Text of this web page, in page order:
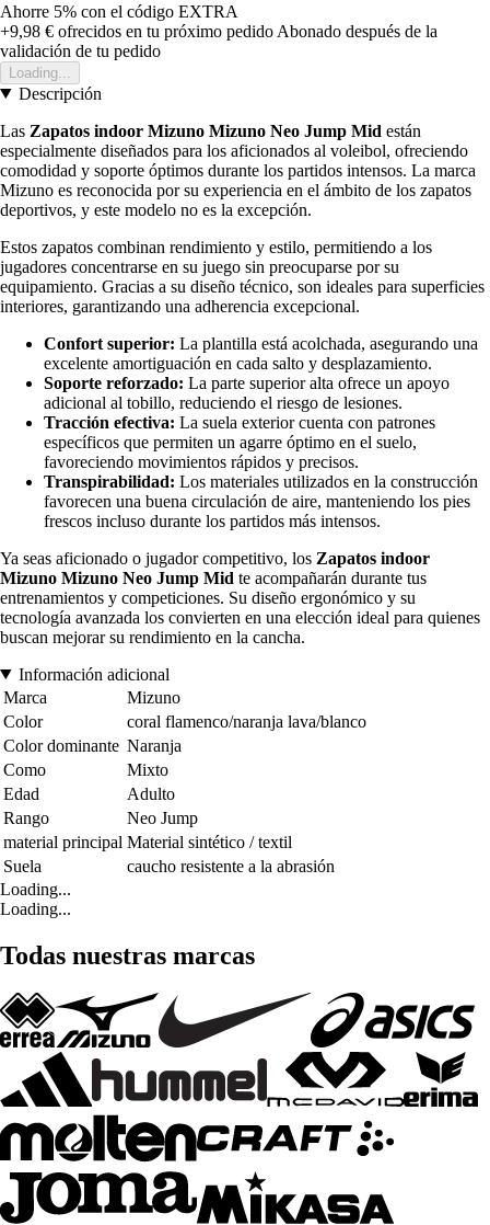
Ahorre 5% con el código EXTRA
+9,98 € ofrecidos en tu próximo pedido Abonado después de la
validación de tu pedido
Loading...
Descripción
Las Zapatos indoor Mizuno Mizuno Neo Jump Mid están
especialmente diseñados para los aficionados al voleibol, ofreciendo
comodidad y soporte óptimos durante los partidos intensos. La marca
Mizuno es reconocida por su experiencia en el ámbito de los zapatos
deportivos, y este modelo no es la excepción.
Estos zapatos combinan rendimiento y estilo, permitiendo a los
jugadores concentrarse en su juego sin preocuparse por su
equipamiento. Gracias a su diseño técnico, son ideales para superficies
interiores, garantizando una adherencia excepcional.
Confort superior: La plantilla está acolchada, asegurando una
excelente amortiguación en cada salto y desplazamiento.
Soporte reforzado: La parte superior alta ofrece un apoyo
adicional al tobillo, reduciendo el riesgo de lesiones.
Tracción efectiva: La suela exterior cuenta con patrones
específicos que permiten un agarre óptimo en el suelo,
favoreciendo movimientos rápidos y precisos.
Transpirabilidad: Los materiales utilizados en la construcción
favorecen una buena circulación de aire, manteniendo los pies
frescos incluso durante los partidos más intensos.
Ya seas aficionado o jugador competitivo, los Zapatos indoor
Mizuno Mizuno Neo Jump Mid te acompañarán durante tus
entrenamientos y competiciones. Su diseño ergonómico y su
tecnología avanzada los convierten en una elección ideal para quienes
buscan mejorar su rendimiento en la cancha.
Información adicional
Marca
Mizuno
Color
coral flamenco/naranja lava/blanco
Color dominante Naranja
Como
Mixto
Edad
Adulto
Rango
Neo Jump
material principal Material sintético / textil
Suela
caucho resistente a la abrasión
Loading...
Loading...
Todas nuestras marcas